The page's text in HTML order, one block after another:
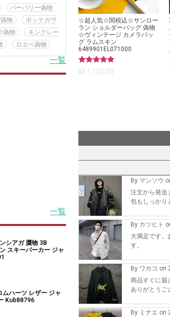
バーバリー偽物
物
ボッテガヴ
偽物
モンクレー
ロエベ偽物
一覧
一覧
シアガ 贋物 3B
スキーパーカー ジャ
ムハーツ レザー ジャ
Kub88796
☆超人気☆関税込☆サンロー
ラン ショルダーバッグ 偽物
☆ヴィンテージ カメラバッ
グ ラムスキン
6489901EL071000
5段階中
5.00
¥31,700.00
By マンソウ
注文から発送
包もしっかり
By カツヒト
大満足です。
す。
By ワカコ on
商品すぐに届
ありがとうご
By ミナエ on